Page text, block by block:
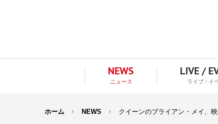
NEWS
ニュース
LIVE /
ライブ / イ
ホーム NEWS クイーンのブライアン・メイ、